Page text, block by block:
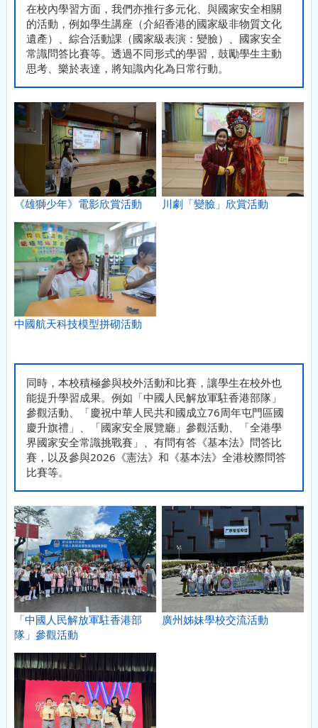
在校內學習方面，我們亦推行多元化、與國家安全相關
的活動，例如學生講座（介紹香港的國家級非物質文化
遺產）、綜合活動課（國家級表演：變臉）、國家安全
常識問答比賽等。透過不同形式的學習，鼓勵學生主動
思考、樂於表達，將知識內化為日常行動。
《雄獅少年》電影欣賞活動 川劇「變臉」欣賞活動
中國航天科技模型拼砌活動
同時，本校積極參與校外活動和比賽，讓學生在校外也
能提升學習成果。例如「中國人民解放軍駐香港部隊」
參觀活動、「慶祝中華人民共和國成立76周年屯門區國
慶升旗禮」、「國家安全展覽廳」參觀活動、「全港學
界國家安全常識挑戰賽」、有問有答《基本法》問答比
賽，以及參與2026《憲法》和《基本法》全港校際問答
比賽等。
「中國人民解放軍駐香港部
隊」參觀活動
廣州姊妹學校交流活動